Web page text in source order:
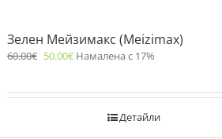
Зелен Мейзимакс (Meizimax)
60.00€ 50.00€Намалена с 17%
Детайли